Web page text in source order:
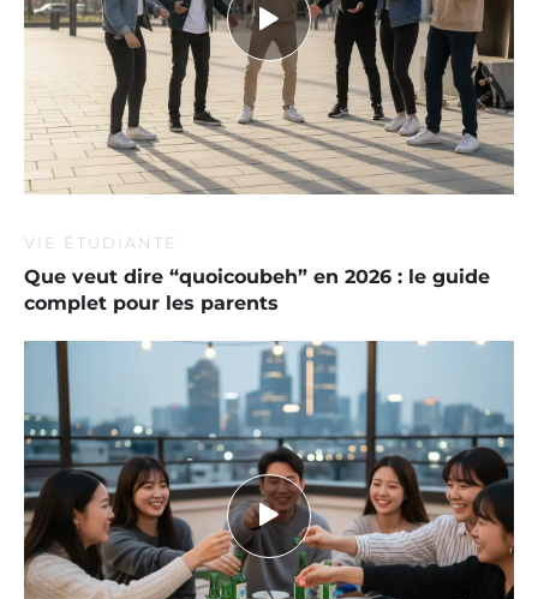
VIE ÉTUDIANTE
Que veut dire “quoicoubeh” en 2026 : le guide
complet pour les parents